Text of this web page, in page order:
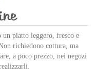
un piatto leggero, fresco e
richiedono cottura, ma
a poco prezzo, nei negozi